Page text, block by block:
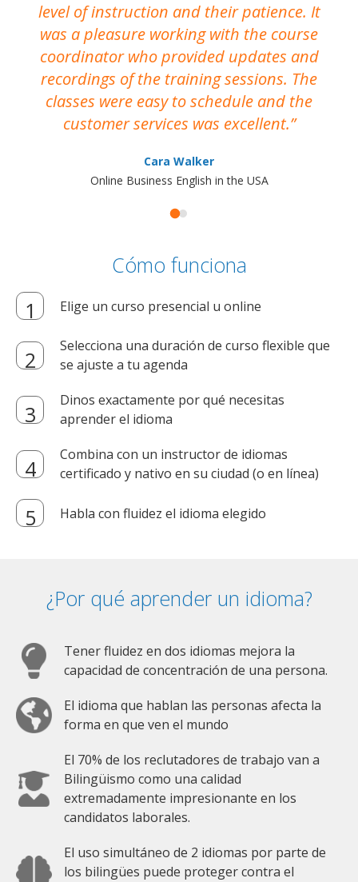
level of instruction and their patience. It
was a pleasure working with the course
coordinator who provided updates and
recordings of the training sessions. The
classes were easy to schedule and the
customer services was excellent.
Cara Walker
Online Business English in the USA
Cómo funciona
Elige un curso presencial u online
Selecciona una duración de curso flexible que
se ajuste a tu agenda
Dinos exactamente por qué necesitas
aprender el idioma
Combina con un instructor de idiomas
certificado y nativo en su ciudad (o en línea)
Habla con fluidez el idioma elegido
¿Por qué aprender un idioma?
Tener fluidez en dos idiomas mejora la
capacidad de concentración de una persona.
El idioma que hablan las personas afecta la
forma en que ven el mundo
El 70% de los reclutadores de trabajo van a
Bilingüismo como una calidad
extremadamente impresionante en los
candidatos laborales.
El uso simultáneo de 2 idiomas por parte de
los bilingües puede proteger contra el